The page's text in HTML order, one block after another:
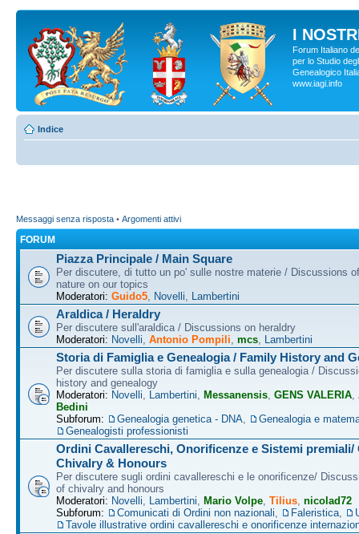
I
Forum Italiano
per lo Studio
Genealogico
www.iagi.info
Indice
Messaggi senza risposta • Argomenti attivi
FORUM
Piazza Principale / Main Square
Per discutere, di tutto un po' sulle nostre materie / Discussions
nature on our topics
Moderatori: Guido5 Novelli Lambertini
Araldica / Heraldry
Per discutere sull'araldica / Discussions on heraldry
Moderatori: Novelli Antonio Pompili mcs Lambertini
Storia di Famiglia e Genealogia / Family History and
Per discutere sulla storia di famiglia e sulla genealogia /
history and genealogy
Moderatori: Novelli Lambertini Messanensis GENS VALERIA
Bedini
Subforum:
Genealogia genetica - DNA
Genealogia e
Genealogisti professionisti
Ordini Cavallereschi, Onorificenze e Sistemi premiali/
Chivalry & Honours
Per discutere sugli ordini cavallereschi e le onorificenze/
of chivalry and honours
Moderatori: Novelli Lambertini Mario Volpe Tilius nicolad72
Subforum:
Comunicati di Ordini non nazionali Faleristica
Tavole illustrative ordini cavallereschi e onorificenze